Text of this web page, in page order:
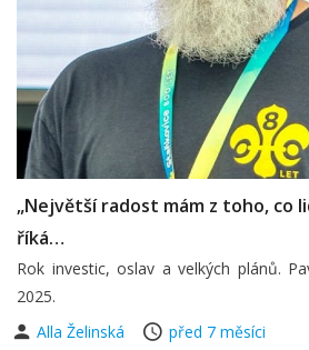
„Největší radost mám z toho, co
říká…
Rok investic, oslav a velkých plánů.
2025.
Alla Želinská
před 7 měsíci